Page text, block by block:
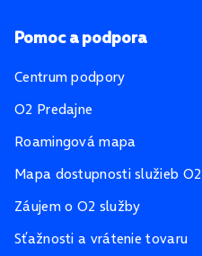
Pomoc a podpora
Centrum podpory
O2 Predajne
Roamingová mapa
Mapa dostupnosti služieb O2
Záujem o O2 služby
Sťažnosti a vrátenie tovaru